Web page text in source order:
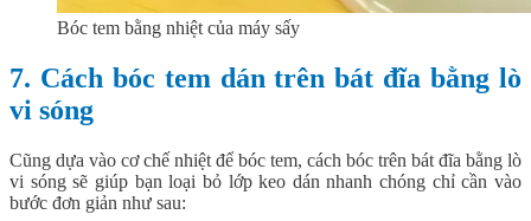
Bóc tem bằng nhiệt của máy sấy
7. Cách bóc tem dán trên bát đĩa bằng lò
vi sóng
Cũng dựa vào cơ chế nhiệt để bóc tem, cách bóc trên bát đĩa bằng lò
vi sóng sẽ giúp bạn loại bỏ lớp keo dán nhanh chóng chỉ cần vào
bước đơn giản như sau: